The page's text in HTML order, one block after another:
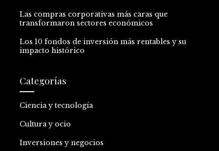
Las compras corporativas más caras que
transformaron sectores económicos
Los 10 fondos de inversión más rentables y su
impacto histórico
Categorías
Ciencia y tecnología
Cultura y ocio
Inversiones y negocios